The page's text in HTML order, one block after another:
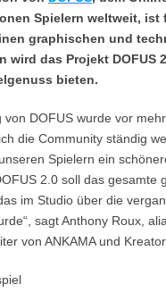
Spielern weltweit, ist
graphischen und
wird das Projekt DOFUS
bieten.
von DOFUS wurde vor
die Community ständig
Spielern ein
2.0 soll das gesamte
im Studio über die
sagt Anthony Roux,
von ANKAMA und